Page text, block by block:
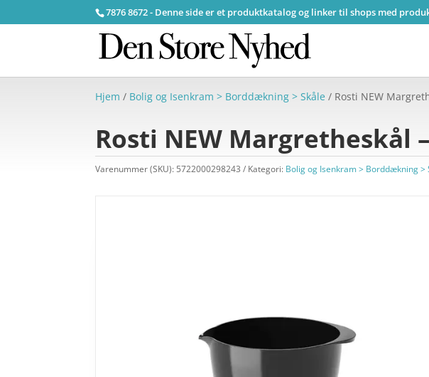
7876 8672 - Denne side er et produktkatalog og linker til shops med
Hjem / Bolig og Isenkram > Borddækning > Skåle / Rosti NEW
Rosti NEW Margretheskål
Varenummer (SKU): 5722000298243 Kategori: Bolig og Isenkram > Borddækning >